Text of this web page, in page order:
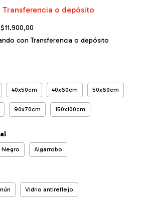
Transferencia o depósito
$11.900,00
con Transferencia o depósito
40x50cm 40x60cm 50x60cm
90x70cm 150x100cm
Negro Algarrobo
Vidrio antireflejo